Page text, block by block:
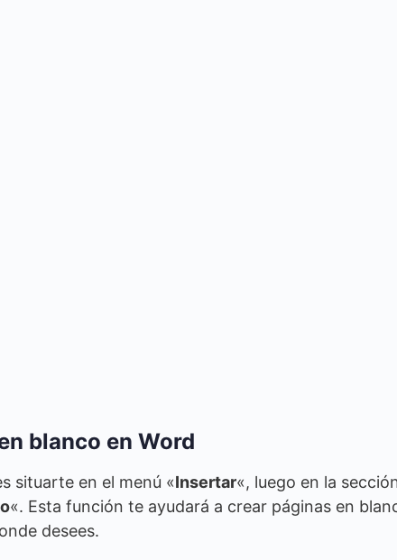
blanco en Word
situarte en el menú «Insertar«, luego en la
«. Esta función te ayudará a crear páginas en
desees.